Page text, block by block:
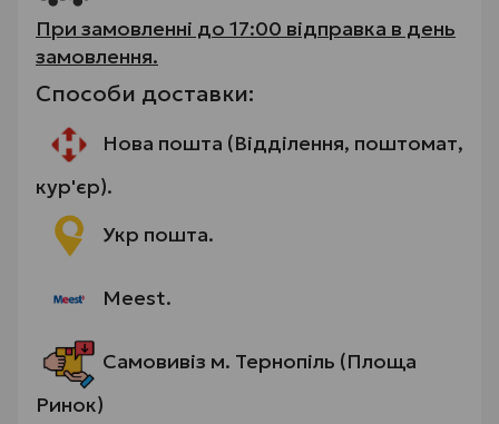
При замовленні до 17:00 відправка в день
замовлення.
Способи доставки:
Нова пошта (Відділення, поштомат,
кур'єр).
Укр пошта.
Meest.
Самовивіз м. Тернопіль (Площа
Ринок)